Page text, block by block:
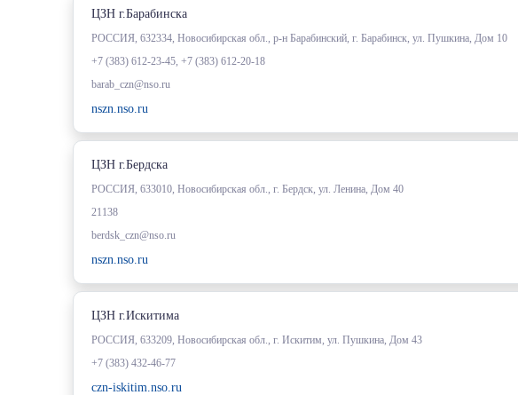
ЦЗН г.Барабинска
РОССИЯ, 632334, Новосибирская обл., р-н Барабинский, г. Барабинск, ул. Пушкина, Дом 10
+7 (383) 612-23-45, +7 (383) 612-20-18
barab_czn@nso.ru
nszn.nso.ru
ЦЗН г.Бердска
РОССИЯ, 633010, Новосибирская обл., г. Бердск, ул. Ленина, Дом 40
21138
berdsk_czn@nso.ru
nszn.nso.ru
ЦЗН г.Искитима
РОССИЯ, 633209, Новосибирская обл., г. Искитим, ул. Пушкина, Дом 43
+7 (383) 432-46-77
czn-iskitim.nso.ru